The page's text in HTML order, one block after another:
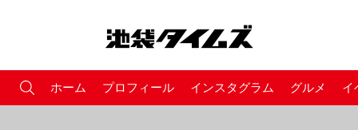
ホーム プロフィール インスタグラム グルメ イ